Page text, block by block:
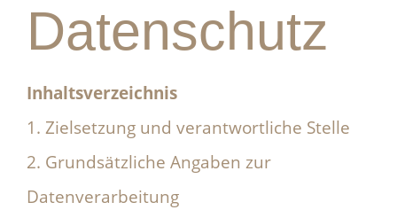
Datenschutz
Inhaltsverzeichnis
1. Zielsetzung und verantwortliche Stelle
2. Grundsätzliche Angaben zur
Datenverarbeitung